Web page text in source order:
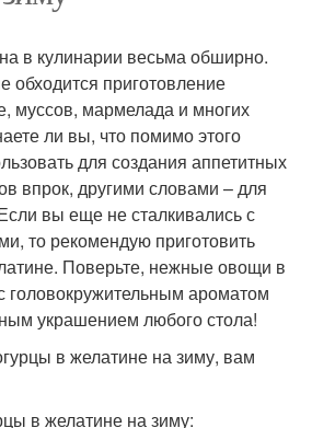
в кулинарии весьма обширно.
обходится приготовление
муссов, мармелада и многих
ли вы, что помимо этого
для создания аппетитных
впрок, другими словами – для
вы еще не сталкивались с
то рекомендую приготовить
Поверьте, нежные овощи в
головокружительным ароматом
украшением любого стола!
в желатине на зиму, вам
в желатине на зиму: